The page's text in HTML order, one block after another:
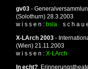
gv03 -
(Solothurn) 28.3.2003
w i s s e n : bsla s c h a u
X-LArch 2003 -
(Wien) 21.11.2003
w i s s e n : X-LArch
In echt?,